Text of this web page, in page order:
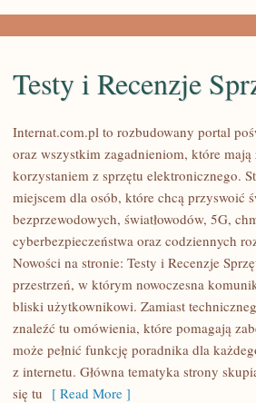
TESTY
RECENZJE
SPRZĘTU
Testy i Recenzje
Internat.com.pl to rozbudowany portal
oraz wszystkim zagadnieniom, które
korzystaniem z sprzętu elektronicznego.
miejscem dla osób, które chcą przyswoić
bezprzewodowych, światłowodów, 5G,
cyberbezpieczeństwa oraz codziennych
Nowości na stronie: Testy i Recenzje
przestrzeń, w którym nowoczesna
bliski użytkownikowi. Zamiast
znaleźć tu omówienia, które pomagają
może pełnić funkcję poradnika dla
z internetu. Główna tematyka strony
się tu [ Read More ]